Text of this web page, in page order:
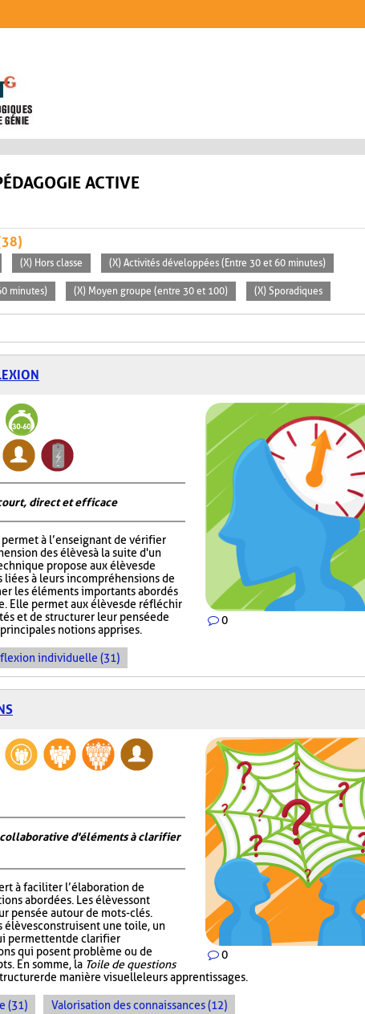
ACTIVE
(X) Hors classe (X) Activités développées (Entre 30 et 60 minutes)
minutes) (X) Moyen groupe (entre 30 et 100) (X) Sporadiques
0
direct et efficace
permet à l’enseignant de vérifier
des élèves à la suite d'un
propose aux élèves de
à leurs incompréhensions de
les éléments importants abordés
Elle permet aux élèves de réfléchir
et de structurer leur pensée de
notions apprises.
individuelle (31)
0
d'éléments à clarifier
à faciliter l’élaboration de
abordées. Les élèves sont
pensée autour de mots-clés.
élèves construisent une toile, un
permettent de clarifier
qui posent problème ou de
En somme, la Toile de questions
de manière visuelle leurs apprentissages.
(31) Valorisation des connaissances (12)